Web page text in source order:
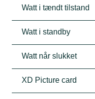
Watt i tændt tilstand
Watt i standby
Watt når slukket
XD Picture card